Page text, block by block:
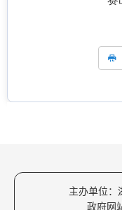
主办单位：
政府网